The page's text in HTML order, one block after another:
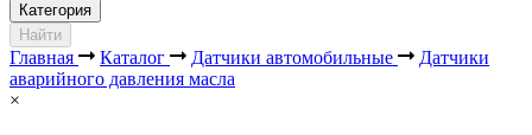
Категория
Найти
Главная Каталог Датчики автомобильные
Датчики
аварийного давления масла
×